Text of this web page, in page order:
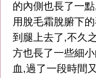
的內側也長了一
用脫毛霜脫腑下
到腿上去了,不久
方也長了一些細
血,過了一段時間